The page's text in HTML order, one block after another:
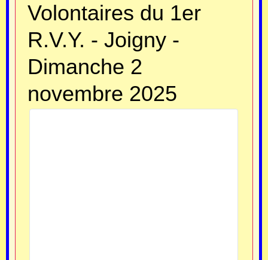
Volontaires du 1er
R.V.Y. - Joigny -
Dimanche 2
novembre 2025